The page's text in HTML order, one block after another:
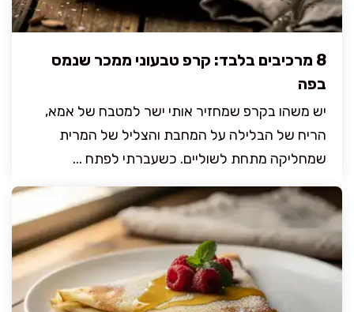
8 מרכיבים בלבד: קרפ טבעוני ממכר שנמס
בפה
יש משהו בקרפ שמחזיר אותי ישר למטבח של אמא,
הריח של הבלילה על המחבת והצליל של המרית
שמחליקה מתחת לשוליים. כשעברתי לפתח ...